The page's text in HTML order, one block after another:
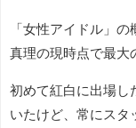
「女性アイドル」
真理の現時点で最大
初めて紅白に出場し
いたけど、常にスタ